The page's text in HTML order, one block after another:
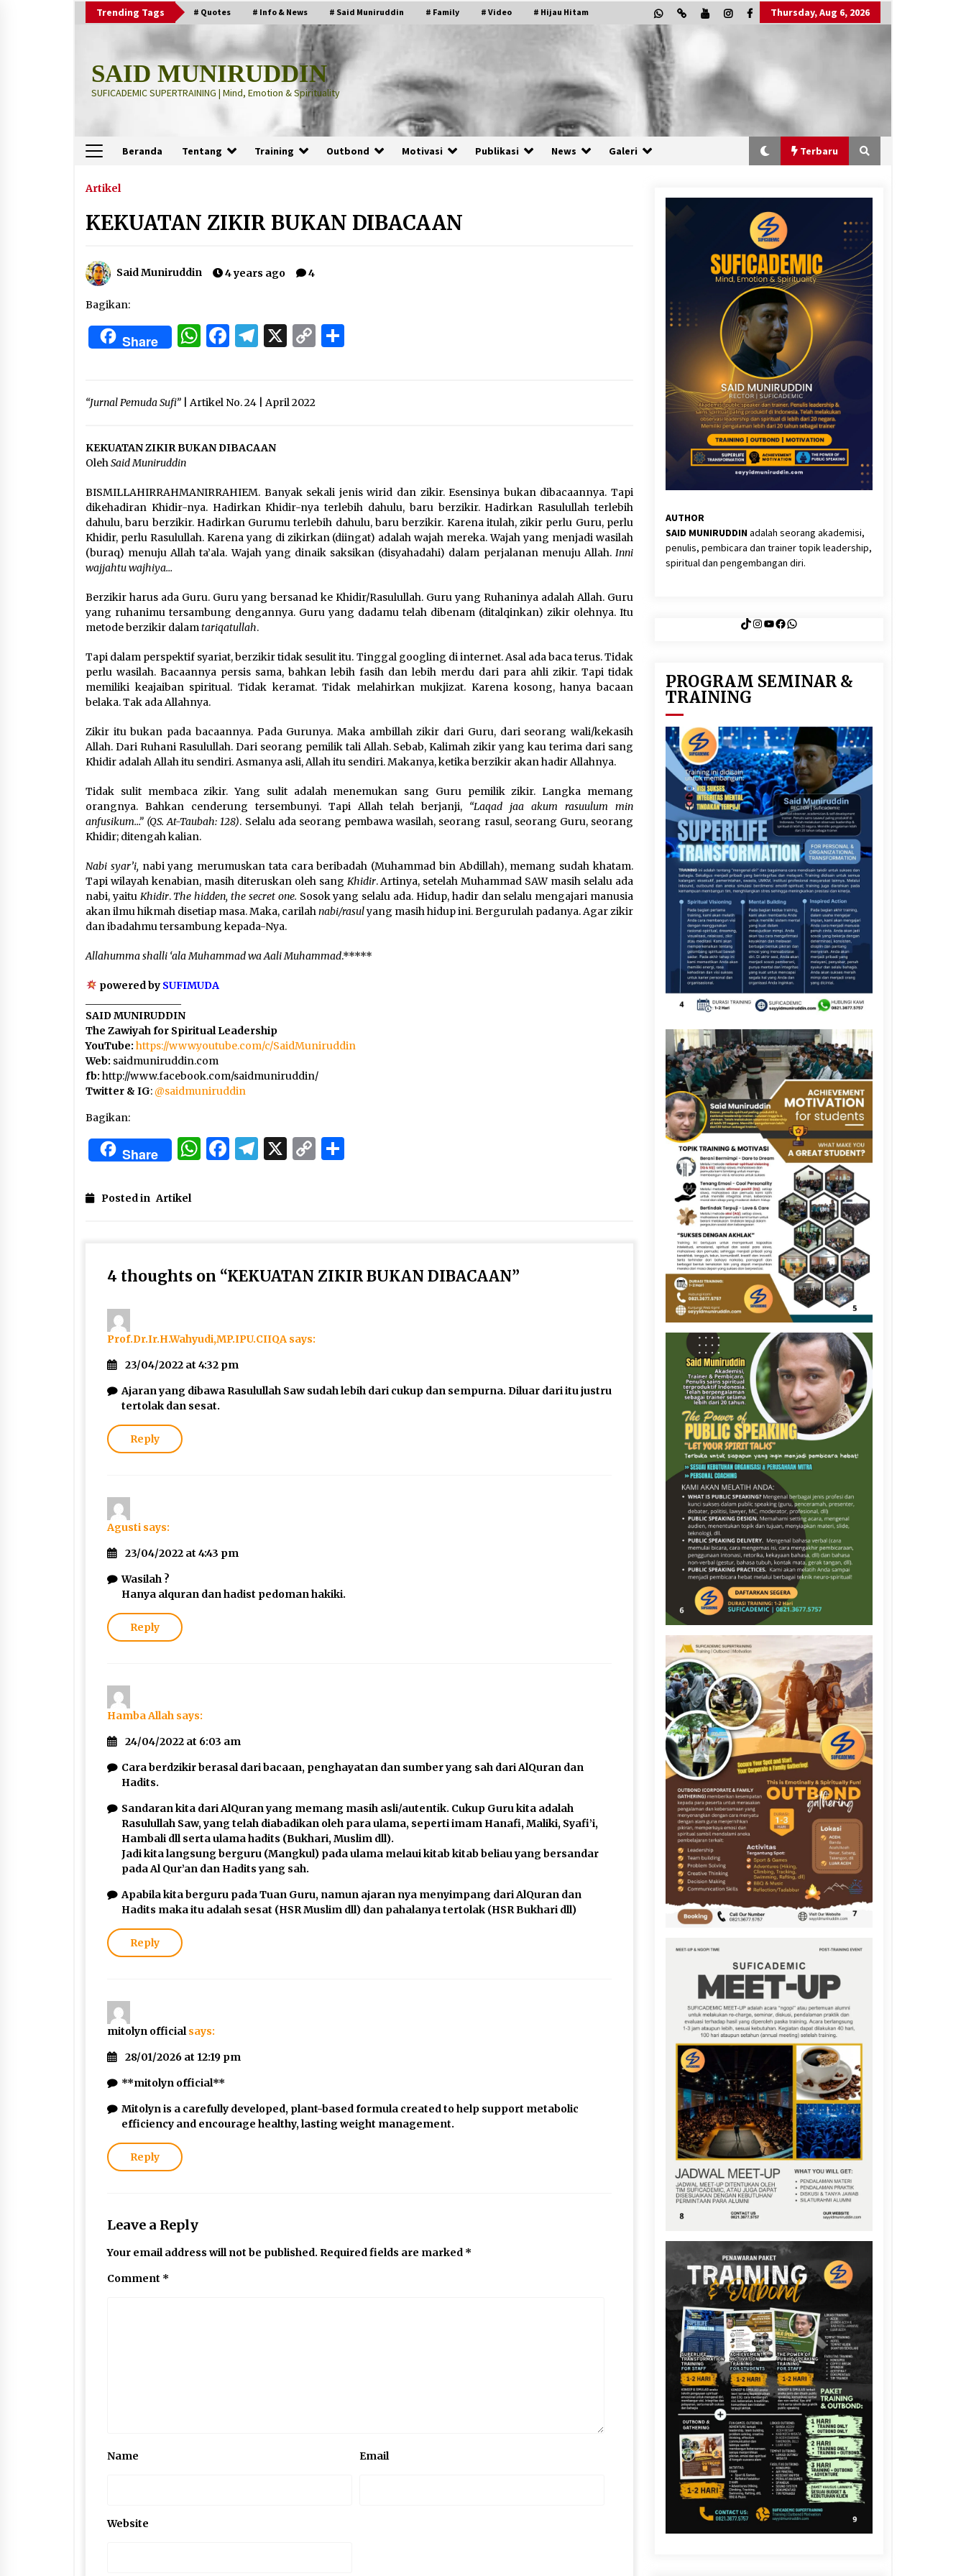
Trending Tags # Quotes # Info & News # Said Muniruddin # Family # Video # Hijau Hitam Thursday, Aug 6, 2026
SAID MUNIRUDDIN
SUFICADEMIC SUPERTRAINING | Mind, Emotion & Spirituality
Beranda Tentang Training Outbond Motivasi Publikasi News Galeri Terbaru
Terbaru
“Thuma’ninah”: Cara Agama
PRABOWO!
“One Piece”, Cara Barat Mengejar
2 months ago
3 months ago
“Allahukrasi”: The Power of
Management!
3 months ago
3 months ago
Said Muniruddin Latih Mental dan
Spiritual 80 Siswa YPHC
3 months ago
Disdikbud Kota Banda Aceh
4 months ago
Eksistensi Iran dalam Tiga Ayat:
Memahami Aliansi Yahudi dan
Kristen dalam Dinamika Nubuwwat
4 months ago
Artikel
KEKUATAN ZIKIR BUKAN DIBACAAN
Said Muniruddin 4 years ago 4
Bagikan:
Share WhatsApp
Facebook
Telegram
X Copy
“Jurnal Pemuda Sufi” | Artikel No. 24 | April 2022
KEKUATAN ZIKIR BUKAN DIBACAAN
Oleh Said Muniruddin
BISMILLAHIRRAHMANIRRAHIEM. Banyak sekali jenis wirid dan zikir. Esensinya bukan dibacaannya. Tapi
dikehadiran Khidir-nya. Hadirkan Khidir-nya terlebih dahulu, baru berzikir. Hadirkan Rasulullah terlebih
dahulu, baru berzikir. Hadirkan Gurumu terlebih dahulu, baru berzikir. Karena itulah, zikir perlu Guru, perlu
Khidir, perlu Rasulullah. Karena yang di zikirkan (diingat) adalah wajah mereka. Wajah yang menjadi wasilah
(buraq) menuju Allah ta’ala. Wajah yang dinaik saksikan (disyahadahi) dalam perjalanan menuju Allah. Inni
wajjahtu wajhiya…
Berzikir harus ada Guru. Guru yang bersanad ke Khidir/Rasulullah. Guru yang Ruhaninya adalah Allah. Guru
yang ruhanimu tersambung dengannya. Guru yang dadamu telah dibenam (ditalqinkan) zikir olehnya. Itu
metode berzikir dalam tariqatullah.
Tapi dalam perspektif syariat, berzikir tidak sesulit itu. Tinggal googling di internet. Asal ada baca terus. Tidak
perlu wasilah. Bacaannya persis sama, bahkan lebih fasih dan lebih merdu dari para ahli zikir. Tapi tidak
memiliki keajaiban spiritual. Tidak keramat. Tidak melahirkan mukjizat. Karena kosong, hanya bacaan
belaka. Tak ada Allahnya.
Zikir itu bukan pada bacaannya. Pada Gurunya. Maka ambillah zikir dari Guru, dari seorang wali/kekasih
Allah. Dari Ruhani Rasulullah. Dari seorang pemilik tali Allah. Sebab, Kalimah zikir yang kau terima dari sang
Khidir adalah Allah itu sendiri. Asmanya asli, Allah itu sendiri. Makanya, ketika berzikir akan hadir Allahnya.
Tidak sulit membaca zikir. Yang sulit adalah menemukan sang Guru pemilik zikir. Langka memang
orangnya. Bahkan cenderung tersembunyi. Tapi Allah telah berjanji, “Laqad jaa akum rasuulum min
anfusikum…” (QS. At-Taubah: 128). Selalu ada seorang pembawa wasilah, seorang rasul, seorang Guru, seorang
Khidir; ditengah kalian.
Nabi syar’i, nabi yang merumuskan tata cara beribadah (Muhammad bin Abdillah), memang sudah khatam.
Tapi wilayah kenabian, masih diteruskan oleh sang Khidir. Artinya, setelah Muhammad SAW masih selalu ada
nabi, yaitu Khidir. The hidden, the secret one. Sosok yang selalu ada. Hidup, hadir dan selalu mengajari manusia
akan ilmu hikmah disetiap masa. Maka, carilah nabi/rasulyang masih hidup ini. Bergurulah padanya. Agar zikir
dan ibadahmu tersambung kepada-Nya.
Allahumma shalli ‘ala Muhammad wa Aali Muhammad.*****
powered by SUFIMUDA
SAID MUNIRUDDIN
The Zawiyah for Spiritual Leadership
YouTube: https://www.youtube.com/c/SaidMuniruddin
Web: saidmuniruddin.com
fb: http://www.facebook.com/saidmuniruddin/
Twitter & IG: @saidmuniruddin
Bagikan:
Share WhatsApp
Facebook
Telegram
X Copy
Posted in Artikel
4 thoughts on “KEKUATAN ZIKIR BUKAN DIBACAAN”
Prof.Dr.Ir.H.Wahyudi,MP.IPU.CIIQA says:
23/04/2022 at 4:32 pm
Ajaran yang dibawa Rasulullah Saw sudah lebih dari cukup dan sempurna. Diluar dari itu justru
tertolak dan sesat.
Reply
Agusti says:
23/04/2022 at 4:43 pm
Wasilah ?
Hanya alquran dan hadist pedoman hakiki.
Reply
Hamba Allah says:
24/04/2022 at 6:03 am
Cara berdzikir berasal dari bacaan, penghayatan dan sumber yang sah dari AlQuran dan
Hadits.
Sandaran kita dari AlQuran yang memang masih asli/autentik. Cukup Guru kita adalah
Rasulullah Saw, yang telah diabadikan oleh para ulama, seperti imam Hanafi, Maliki, Syafi’i,
Hambali dll serta ulama hadits (Bukhari, Muslim dll).
Jadi kita langsung berguru (Mangkul) pada ulama melaui kitab kitab beliau yang bersandar
pada Al Qur’an dan Hadits yang sah.
Apabila kita berguru pada Tuan Guru, namun ajaran nya menyimpang dari AlQuran dan
Hadits maka itu adalah sesat (HSR Muslim dll) dan pahalanya tertolak (HSR Bukhari dll)
Reply
mitolyn official says:
28/01/2026 at 12:19 pm
**mitolyn official**
Mitolyn is a carefully developed, plant-based formula created to help support metabolic
efficiency and encourage healthy, lasting weight management.
Reply
Leave a Reply
Your email address will not be published. Required fields are marked *
Comment *
Name Email
Website
AUTHOR
SAID MUNIRUDDINadalah seorang akademisi,
penulis, pembicara dan trainer topik leadership,
spiritual dan pengembangan diri.
TikTok
Instagram
YouTube
Facebook
WhatsApp
PROGRAM SEMINAR &
TRAINING